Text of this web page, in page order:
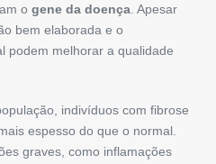
o gene da doença. Apesar
bem elaborada e o
podem melhorar a qualidade
indivíduos com fibrose
espesso do que o normal.
graves, como inflamações